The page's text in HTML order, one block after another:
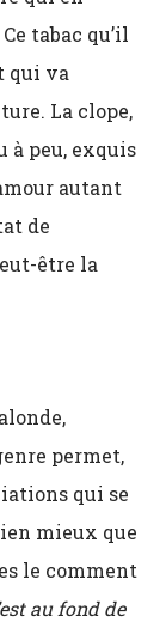
tabac qu’il
qui va
La clope,
à peu, exquis
autant
de
être la
permet,
qui se
mieux que
le comment
au fond de